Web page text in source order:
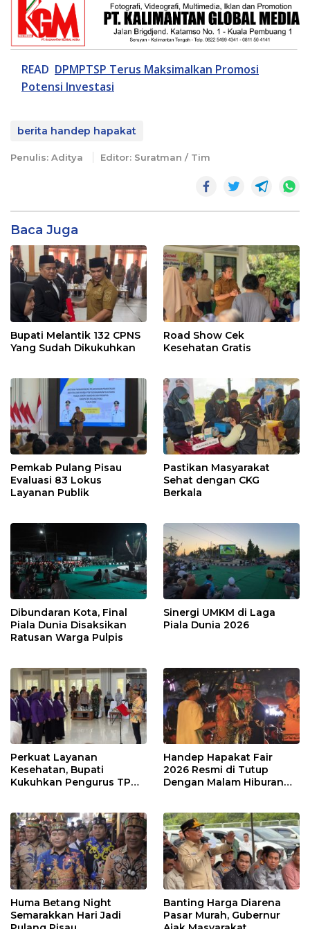
READ DPMPTSP Terus Maksimalkan Promosi
Potensi Investasi
berita handep hapakat
Penulis: Aditya Editor: Suratman / Tim
Baca Juga
Bupati Melantik 132 CPNS
Yang Sudah Dikukuhkan
Road Show Cek
Kesehatan Gratis
Pemkab Pulang Pisau
Evaluasi 83 Lokus
Layanan Publik
Pastikan Masyarakat
Sehat dengan CKG
Berkala
Dibundaran Kota, Final
Piala Dunia Disaksikan
Ratusan Warga Pulpis
Sinergi UMKM di Laga
Piala Dunia 2026
Perkuat Layanan
Kesehatan, Bupati
Kukuhkan Pengurus TP
Handep Hapakat Fair
2026 Resmi di Tutup
Dengan Malam Hiburan
Huma Betang Night
Semarakkan Hari Jadi
Banting Harga Diarena
Pasar Murah, Gubernur